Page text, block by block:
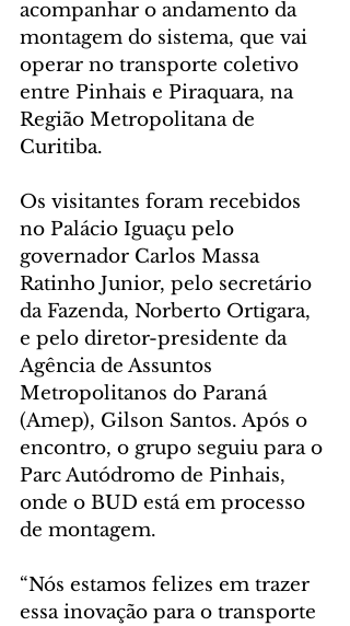
acompanhar o andamento da
montagem do sistema, que vai
operar no transporte coletivo
entre Pinhais e Piraquara, na
Região Metropolitana de
Curitiba.
Os visitantes foram recebidos
no Palácio Iguaçu pelo
governador Carlos Massa
Ratinho Junior, pelo secretário
da Fazenda, Norberto Ortigara,
e pelo diretor-presidente da
Agência de Assuntos
Metropolitanos do Paraná
(Amep), Gilson Santos. Após o
encontro, o grupo seguiu para o
Parc Autódromo de Pinhais,
onde o BUD está em processo
de montagem.
“Nós estamos felizes em trazer
essa inovação para o transporte